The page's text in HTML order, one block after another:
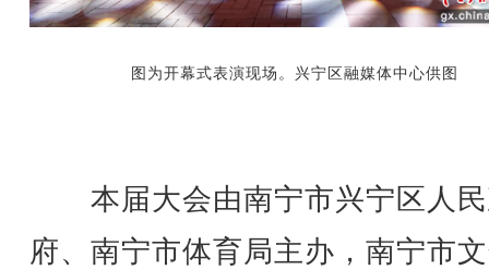
图为开幕式表演现场。兴宁区融媒体中心供图
本届大会由南宁市兴宁区人
府、南宁市体育局主办，南宁市